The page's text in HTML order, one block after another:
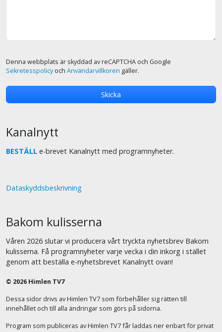
Denna webbplats är skyddad av reCAPTCHA och Google
Sekretesspolicyoch Användarvillkoren gäller.
Kanalnytt
BESTÄLL e-brevet Kanalnytt med programnyheter.
Dataskyddsbeskrivning
Bakom kulisserna
Våren 2026 slutar vi producera vårt tryckta nyhetsbrev Bakom
kulisserna. Få programnyheter varje vecka i din inkorg i stället
genom att beställa e-nyhetsbrevet Kanalnytt ovan!
© 2026 Himlen TV7
Dessa sidor drivs av Himlen TV7 som förbehåller sig rätten till
innehållet och till alla ändringar som görs på sidorna.
Program som publiceras av Himlen TV7 får laddas ner enbart för privat